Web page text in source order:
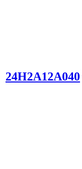
24H2A12A040